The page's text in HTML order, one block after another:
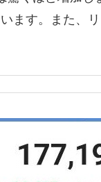
ます。また、